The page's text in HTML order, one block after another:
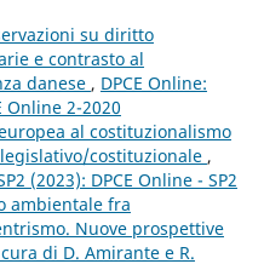
su diritto
e contrasto al
danese , DPCE Online:
Online 2-2020
al costituzionalismo
costituzionale ,
(2023): DPCE Online - SP2
ambientale fra
Nuove prospettive
di D. Amirante e R.